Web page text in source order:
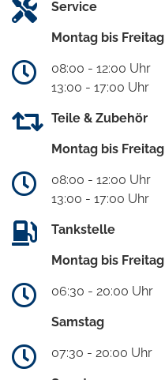
Service
Montag bis Freitag
08:00 - 12:00 Uhr
13:00 - 17:00 Uhr
Teile & Zubehör
Montag bis Freitag
08:00 - 12:00 Uhr
13:00 - 17:00 Uhr
Tankstelle
Montag bis Freitag
06:30 - 20:00 Uhr
Samstag
07:30 - 20:00 Uhr